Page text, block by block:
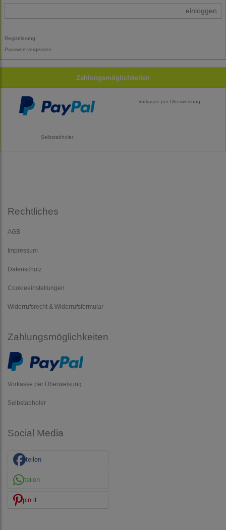
einloggen
Registrierung
Passwort vergessen
Zahlungsmöglichkeiten
Vorkasse per Überweisung
Selbstabholer
Rechtliches
AGB
Impressum
Datenschutz
Cookieeinstellungen
Widerrufsrecht & Widerrufsformular
Zahlungsmöglichkeiten
Vorkasse per Überweisung
Selbstabholer
Social Media
teilen
teilen
pin it